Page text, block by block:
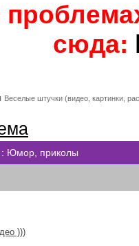
сюда:
Веселые штучки (видео, картинки,
: Юмор, приколы
)))